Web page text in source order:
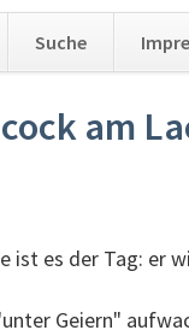
Suche
am
ist es der Tag: er
Geiern"